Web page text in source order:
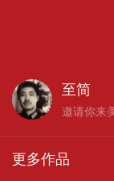
川。但是，
个供销合作社
击队。九月二
师由南城、硝
到黎川后面。
至简
邀请你来
更多作品